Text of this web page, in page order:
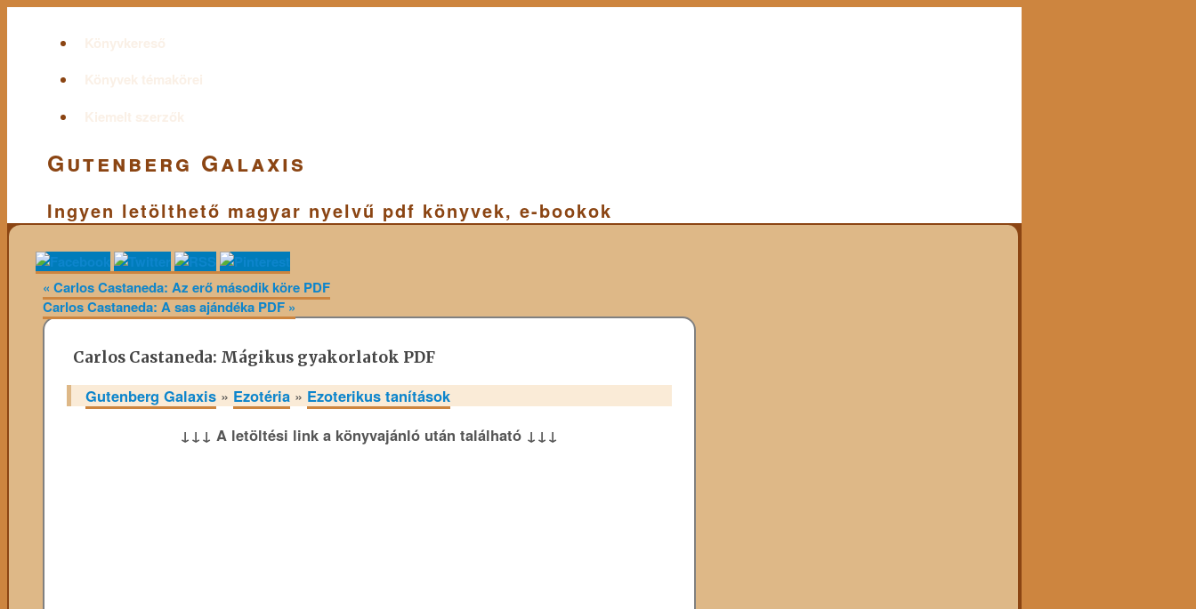
Könyvkereső
Könyvek témakörei
Kiemelt szerzők
Gutenberg Galaxis
Ingyen letölthető magyar nyelvű pdf könyvek, e-bookok
« Carlos Castaneda: Az erő második köre PDF
Carlos Castaneda: A sas ajándéka PDF »
Carlos Castaneda: Mágikus gyakorlatok PDF
Gutenberg Galaxis » Ezotéria » Ezoterikus tanítások
↓↓↓ A letöltési link a könyvajánló után található ↓↓↓